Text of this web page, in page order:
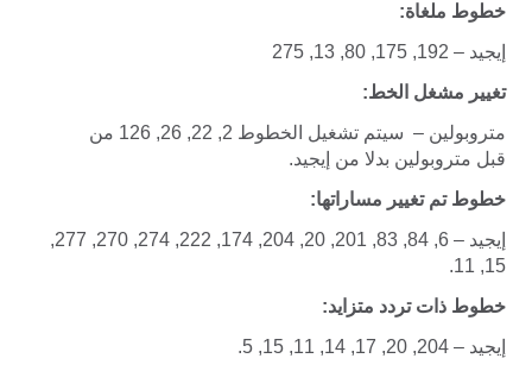
خطوط ملغاة:
إيجيد – 192, 175, 80, 13, 275
تغيير مشغل الخط:
متروبولين – سيتم تشغيل الخطوط 2, 22, 26, 126 من
قبل متروبولين بدلا من إيجيد.
خطوط تم تغيير مساراتها:
إيجيد – 6, 84, 83, 201, 20, 204, 174, 222, 274, 270, 277,
15, 11.
خطوط ذات تردد متزايد:
إيجيد – 204, 20, 17, 14, 11, 15, 5.